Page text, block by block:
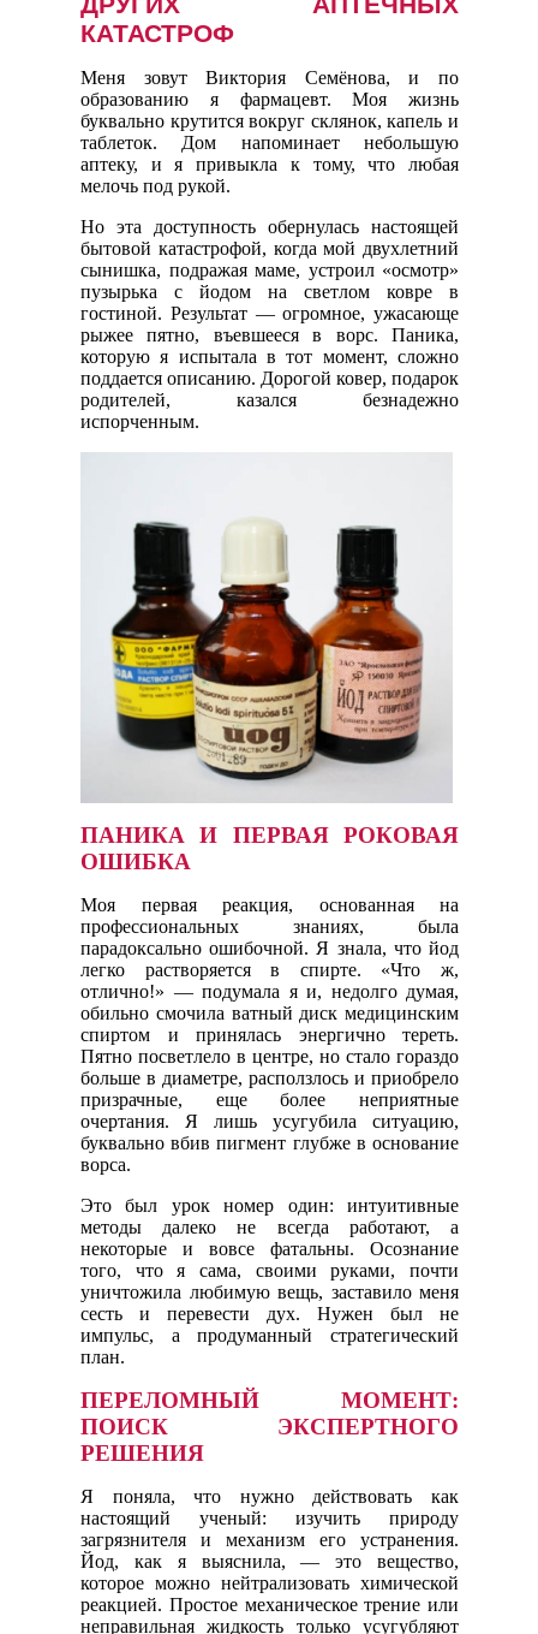
КАТАСТРОФ
Меня зовут Виктория Семёнова, и по
образованию я фармацевт. Моя жизнь
буквально крутится вокруг склянок, капель и
таблеток. Дом напоминает небольшую
аптеку, и я привыкла к тому, что любая
мелочь под рукой.
Но эта доступность обернулась настоящей
бытовой катастрофой, когда мой двухлетний
сынишка, подражая маме, устроил «осмотр»
пузырька с йодом на светлом ковре в
гостиной. Результат — огромное, ужасающе
рыжее пятно, въевшееся в ворс. Паника,
которую я испытала в тот момент, сложно
поддается описанию. Дорогой ковер, подарок
родителей, казался безнадежно
испорченным.
ПАНИКА И ПЕРВАЯ РОКОВАЯ
ОШИБКА
Моя первая реакция, основанная на
профессиональных знаниях, была
парадоксально ошибочной. Я знала, что йод
легко растворяется в спирте. «Что ж,
отлично!» — подумала я и, недолго думая,
обильно смочила ватный диск медицинским
спиртом и принялась энергично тереть.
Пятно посветлело в центре, но стало гораздо
больше в диаметре, расползлось и приобрело
призрачные, еще более неприятные
очертания. Я лишь усугубила ситуацию,
буквально вбив пигмент глубже в основание
ворса.
Это был урок номер один: интуитивные
методы далеко не всегда работают, а
некоторые и вовсе фатальны. Осознание
того, что я сама, своими руками, почти
уничтожила любимую вещь, заставило меня
сесть и перевести дух. Нужен был не
импульс, а продуманный стратегический
план.
ПЕРЕЛОМНЫЙ МОМЕНТ:
ПОИСК ЭКСПЕРТНОГО
РЕШЕНИЯ
Я поняла, что нужно действовать как
настоящий ученый: изучить природу
загрязнителя и механизм его устранения.
Йод, как я выяснила, — это вещество,
которое можно нейтрализовать химической
реакцией. Простое механическое трение или
неправильная жидкость только усугубляют